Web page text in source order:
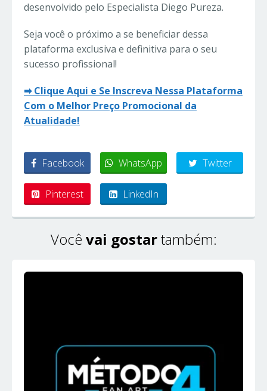
desenvolvido pelo Especialista Diego Pureza.
Seja você o próximo a se beneficiar dessa
plataforma exclusiva e definitiva para o seu
sucesso profissional!
➡ Clique Aqui e Se Inscreva Nessa Plataforma
Com o Melhor Preço Promocional da
Atualidade!
Facebook WhatsApp Twitter
Pinterest LinkedIn
Você vai gostartambém: